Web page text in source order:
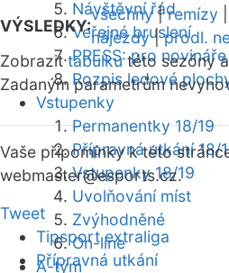
Návštěvní řád
Veřejné bruslení
PRESS: pro novináře
Rozpis ledové
Vstupenky
Permanentky 18/19
Přípravná utkání 18/
Vstupenky 18/19
Uvolňování míst
Zvýhodněné
On-line
A-tým
VÝSLEDKY:
všechny|remízy
nájezdy|prodl.
Zobrazittabulkutéto sezóny
Zadaným parametrům
Vaše připomínky k této
webmaster@esports.cz.
Tweet
Tipsport extraliga
Přípravná utkání